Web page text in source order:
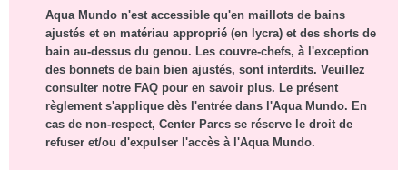
Aqua Mundo n'est accessible qu'en maillots de bains
ajustés et en matériau approprié (en lycra) et des shorts de
bain au-dessus du genou. Les couvre-chefs, à l'exception
des bonnets de bain bien ajustés, sont interdits. Veuillez
consulter notre FAQ pour en savoir plus. Le présent
règlement s'applique dès l'entrée dans l'Aqua Mundo. En
cas de non-respect, Center Parcs se réserve le droit de
refuser et/ou d'expulser l'accès à l'Aqua Mundo.